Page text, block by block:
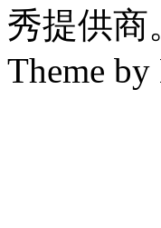
秀提供商
Theme